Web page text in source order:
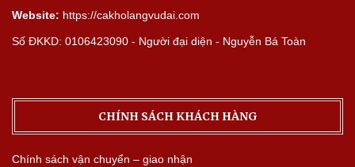
Website: https://cakholangvudai.com
Số ĐKKD: 0106423090 - Người đại diện - Nguyễn Bá Toàn
CHÍNH SÁCH KHÁCH HÀNG
Chính sách vận chuyển – giao nhận